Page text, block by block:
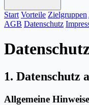
Start Vorteile Zielgruppen
AGB Datenschutz
1. Datenschutz
Allgemeine Hinweise